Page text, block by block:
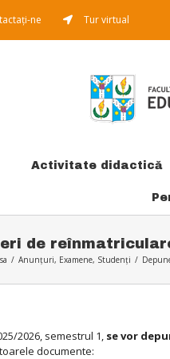
ne Tur virtual
Activitate didactică
de
/ Anunțuri, Examene, Studenți /
2026, semestrul 1, se vor
documente: